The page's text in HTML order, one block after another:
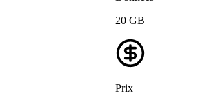
20 GB
Prix